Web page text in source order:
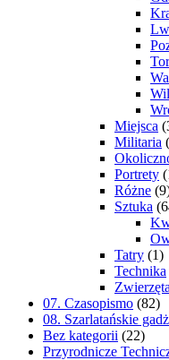
Miejsca
Militaria
Portrety
Różne
Sztuka
Tatry (1)
Technika
Zwierzęta
07. Czasopismo (82)
08. Szarlatańskie
Bez kategorii (22)
Przyrodnicze